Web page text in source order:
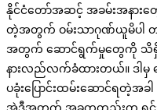
နိုင်ငံတော်အဆင့် အခမ်းအနားတွ
တဲ့အတွက် ဝမ်းသာဂုဏ်ယူမိပါ
အတွက် ဆောင်ရွက်မှုတွေကို သိရှိ
နားလည်လက်ခံထားတယ်။ ဒါမှ
ပခုံးပြောင်းထမ်းဆောင်ရတဲ့အ